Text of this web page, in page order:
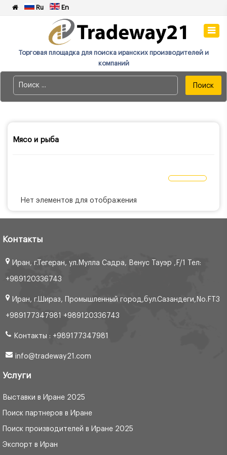
Ru En
Торговая площадка для поиска иранских производителей и
компаний
Поиск
Мясо и рыба
Нет элементов для отображения
Контакты
Иран, г.Тегеран, ул.Мулла Садра, Венус Тауэр ,F/1 Тел:
+989120336743
Иран, г.Шираз, Промышленный город,бул.Сазандеги,No.FT3
+989177347981 +989120336743
Контакты : +989177347981
info@tradeway21.com
Услуги
Выставки в Иране 2025
Поиск партнеров в Иране
Поиск производителей в Иране 2025
Экспорт в Иран